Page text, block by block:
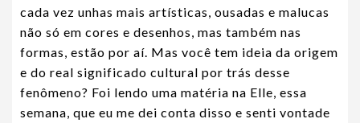
cada vez unhas mais artísticas, ousadas e malucas
não só em cores e desenhos, mas também nas
formas, estão por aí. Mas você tem ideia da origem
e do real significado cultural por trás desse
fenômeno? Foi lendo uma matéria na Elle, essa
semana, que eu me dei conta disso e senti vontade